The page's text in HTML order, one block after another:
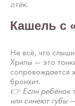
отёк.
Кашель с
Не всё, что
Хрипы — это
сопровождается
бронхит.
👉 Если ребёнок
или синеют губы